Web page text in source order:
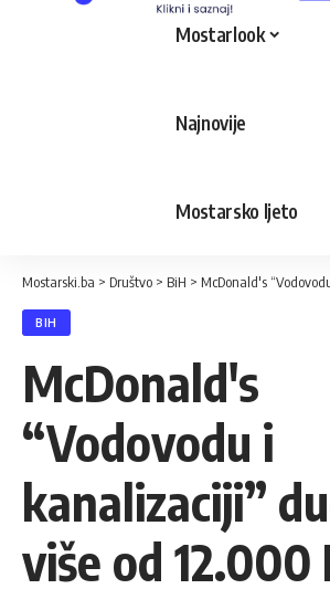
Mostarlook
Najnovije
Mostarsko ljeto
Mostarski.ba > Društvo > BiH > McDonald's “Vodovodu i
BIH
McDonald's
“Vodovodu i
kanalizaciji”
više od 12.000